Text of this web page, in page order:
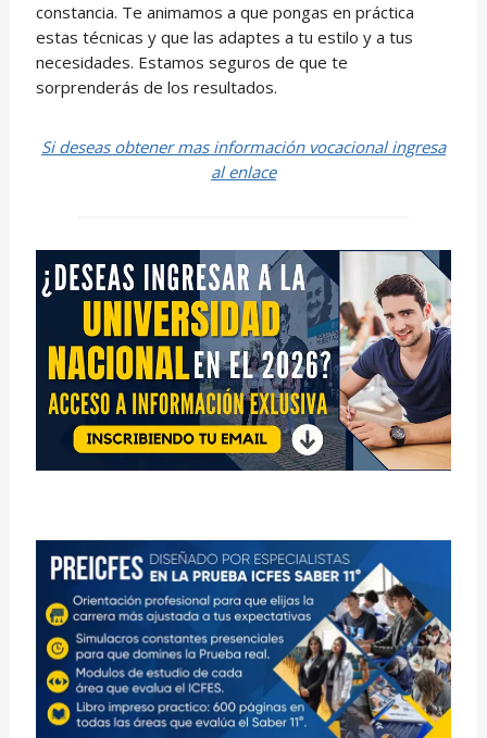
constancia. Te animamos a que pongas en práctica
estas técnicas y que las adaptes a tu estilo y a tus
necesidades. Estamos seguros de que te
sorprenderás de los resultados.
Si deseas obtener mas información vocacional ingresa
al enlace